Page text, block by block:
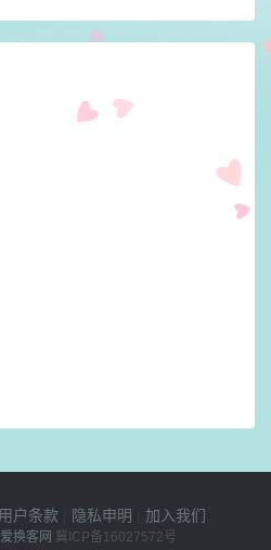
用户条款 隐私申明 加入我们
换客网 冀ICP备16027572号